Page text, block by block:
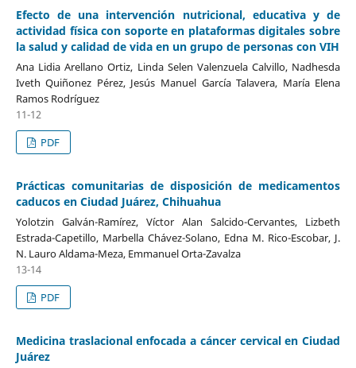
Efecto de una intervención nutricional, educativa y de
actividad física con soporte en plataformas digitales sobre
la salud y calidad de vida en un grupo de personas con VIH
Ana Lidia Arellano Ortiz, Linda Selen Valenzuela Calvillo, Nadhesda
Iveth Quiñonez Pérez, Jesús Manuel García Talavera, María Elena
Ramos Rodríguez
11-12
PDF
Prácticas comunitarias de disposición de medicamentos
caducos en Ciudad Juárez, Chihuahua
Yolotzin Galván-Ramírez, Víctor Alan Salcido-Cervantes, Lizbeth
Estrada-Capetillo, Marbella Chávez-Solano, Edna M. Rico-Escobar, J.
N. Lauro Aldama-Meza, Emmanuel Orta-Zavalza
13-14
PDF
Medicina traslacional enfocada a cáncer cervical en Ciudad
Juárez